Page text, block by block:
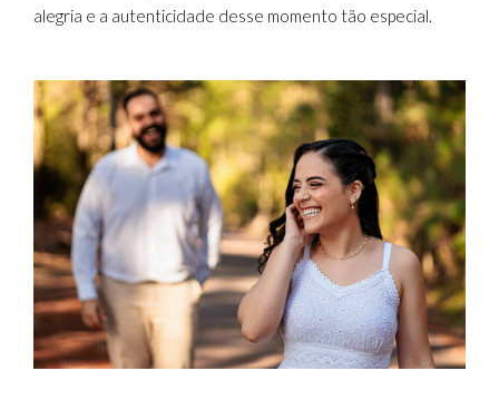
alegria e a autenticidade desse momento tão especial.